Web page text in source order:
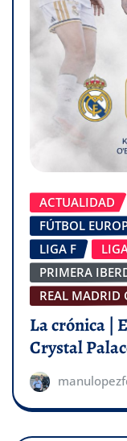
ACTUALIDAD
FÚTBOL
LIGA F
PRIMERA
REAL MADRID
La crónica |
Crystal